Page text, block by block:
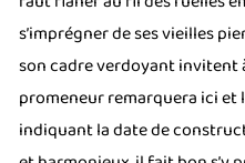
s’imprégner de ses vieilles
son cadre verdoyant invitent
promeneur remarquera ici et
indiquant la date de